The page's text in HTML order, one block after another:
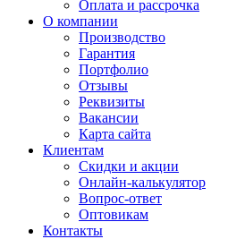
Оплата и рассрочка
О компании
Производство
Гарантия
Портфолио
Отзывы
Реквизиты
Вакансии
Карта сайта
Клиентам
Скидки и акции
Онлайн-калькулятор
Вопрос-ответ
Оптовикам
Контакты